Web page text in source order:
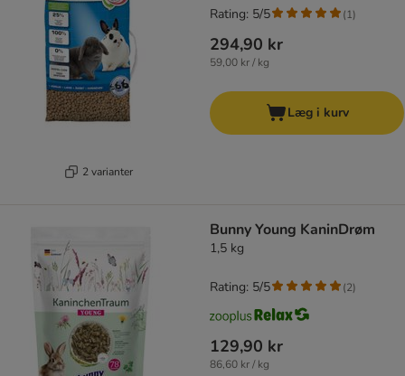
2 varianter
294,90 kr
59,00 kr / kg
Rating: 5/5 (1)
Læg i kurv
Bunny Young KaninDrøm
1,5 kg
129,90 kr
86,60 kr / kg
Rating: 5/5 (2)